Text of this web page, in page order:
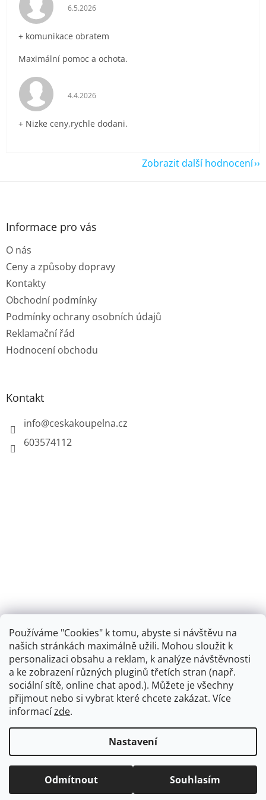
Používáme "Cookies" k tomu, abyste si návštěvu na
našich stránkách maximálně užili. Mohou sloužit k
personalizaci obsahu a reklam, k analýze návštěvnosti
a ke zobrazení různých pluginů třetích stran (např.
sociální sítě, online chat apod.). Můžete je všechny
přijmout nebo si vybrat které chcete zakázat. Více
informacízde.
Nastavení
Odmítnout Souhlasím
Hodnocení obchodu je 5 z 5 hvězdiček.
6.5.2026
+ komunikace obratem
Maximální pomoc a ochota.
Hodnocení obchodu je 5 z 5 hvězdiček.
4.4.2026
+ Nizke ceny,rychle dodani.
Zobrazit další hodnocení
Z
Informace pro vás
O nás
Ceny a způsoby dopravy
Kontakty
Obchodní podmínky
Podmínky ochrany osobních údajů
Reklamační řád
Hodnocení obchodu
Kontakt
info@ceskakoupelna.cz
603574112
Retro koupelna
Vytvořil Shoptet + plnenieshopu.cz
Copyright 2026Dřezová-baterie.cz. Všechna práva